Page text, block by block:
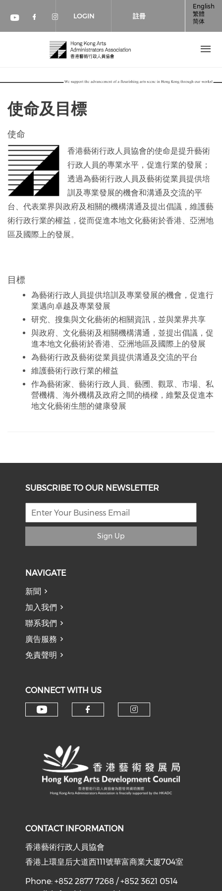
Check our social media on youtube
Check our social media on
Check our social media on
LOGIN 註冊
English
繁體
简体
使命及目標
使命
香港藝術行政人員協會的使命是提升藝術
行政人員的專業水平，促進行業的發展；
透過為藝術行政人員及藝術從業員提供培
訓及專業發展的機會和溝通及交流的平
台、代表業界與政府及相關的機構溝通及提出倡議，維護藝
術行政行業的權益，從而促進本地文化藝術於香港、亞洲地
區及國際上的發展。
目標
為藝術行政人員提供培訓及專業發展的機會，促進行
業邁向卓越及專業發展
研究、搜集與文化藝術的相關資訊，並與業界共享
與政府、文化藝術及相關機構溝通，並提出倡議，促
進本地文化藝術於香港、亞洲地區及國際上的發展
為藝術行政及藝術從業員提供溝通及交流的平台
維護藝術行政行業的權益
作為藝術家、藝術行政人員、藝圑、觀眾、市場、私
營機構、海外機構及政府之間的橋樑，維繫及促進本
地文化藝術生態的健康發展
SUBSCRIBE TO OUR NEWSLETTER
Sign Up
NAVIGATE
新聞
加入我們
聯系我們
廣告服務
免責聲明
CONNECT WITH US
CONTACT INFORMATION
香港藝術行政人員協會
香港上環皇后大道西111號華富商業大廈704室
Phone: +852 2877 7268 / +852 3621 0514